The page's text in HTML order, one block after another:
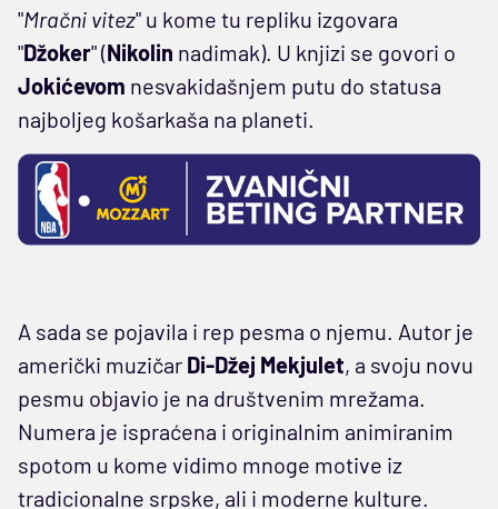
"Mračni vitez" u kome tu repliku izgovara
"Džoker" (Nikolin nadimak). U knjizi se govori o
Jokićevom nesvakidašnjem putu do statusa
najboljeg košarkaša na planeti.
A sada se pojavila i rep pesma o njemu. Autor je
američki muzičar Di-Džej Mekjulet, a svoju novu
pesmu objavio je na društvenim mrežama.
Numera je ispraćena i originalnim animiranim
spotom u kome vidimo mnoge motive iz
tradicionalne srpske, ali i moderne kulture.